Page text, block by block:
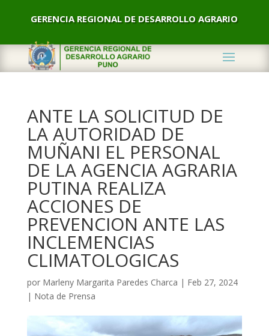
GERENCIA REGIONAL DE DESARROLLO AGRARIO
ANTE LA SOLICITUD DE
LA AUTORIDAD DE
MUÑANI EL PERSONAL
DE LA AGENCIA AGRARIA
PUTINA REALIZA
ACCIONES DE
PREVENCION ANTE LAS
INCLEMENCIAS
CLIMATOLOGICAS
por Marleny Margarita Paredes Charca | Feb 27, 2024
| Nota de Prensa